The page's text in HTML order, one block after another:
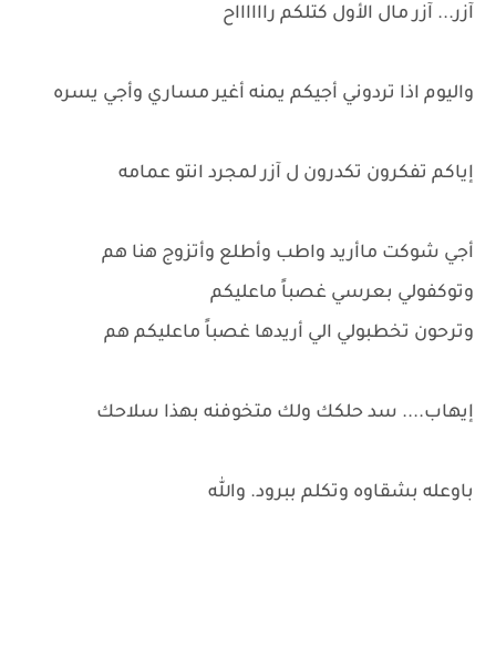
آزر... آزر مال الأول كتلكم رااااااح
واليوم اذا تردوني أجيكم يمنه أغير مساري وأجي يسره
إياكم تفكرون تكدرون ل آزر لمجرد انتو عمامه
أجي شوكت ماأريد واطب وأطلع وأتزوج هنا هم
وتوكفولي بعرسي غصباً ماعليكم
وترحون تخطبولي الي أريدها غصباً ماعليكم هم
إيهاب.... سد حلكك ولك متخوفنه بهذا سلاحك
باوعله بشقاوه وتكلم ببرود. والله